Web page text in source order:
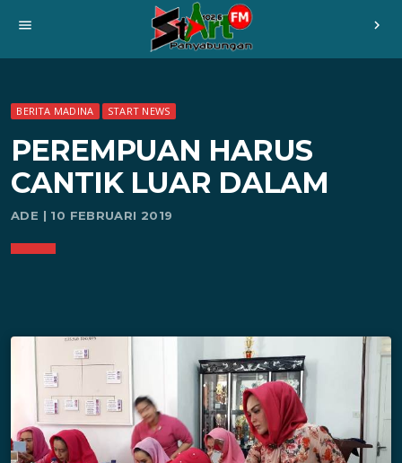
menu chevron_right
BERITA MADINA START NEWS
PEREMPUAN HARUS
CANTIK LUAR DALAM
ADE | 10 FEBRUARI 2019